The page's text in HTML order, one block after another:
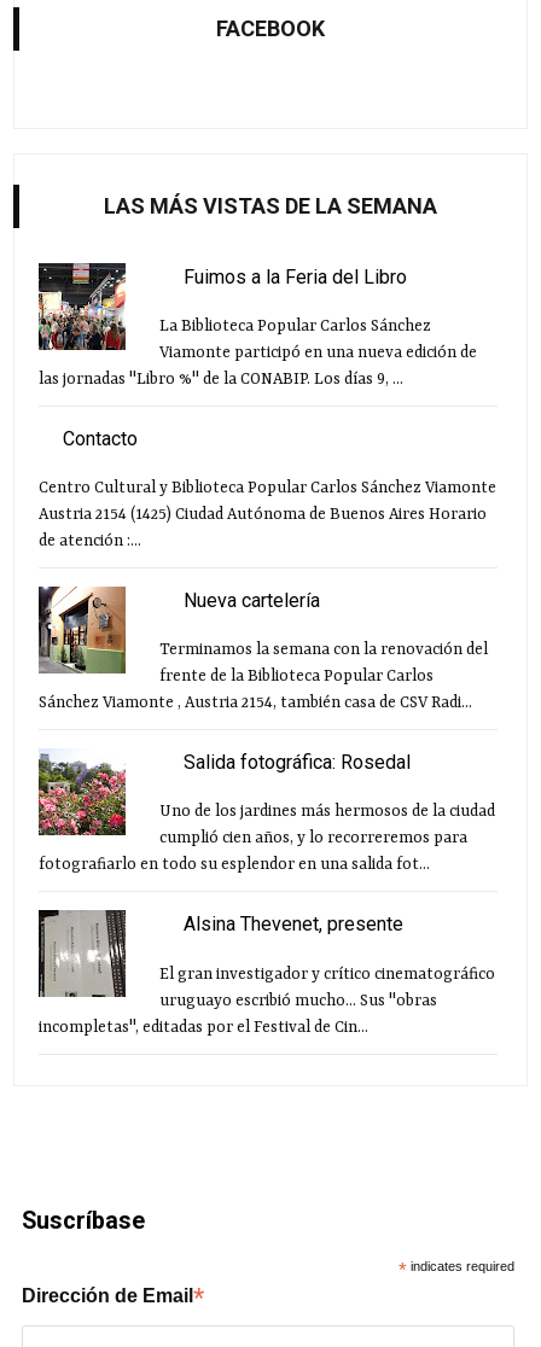
FACEBOOK
LAS MÁS VISTAS DE LA SEMANA
Fuimos a la Feria del Libro
La Biblioteca Popular Carlos Sánchez
Viamonte participó en una nueva edición de
las jornadas "Libro %" de la CONABIP. Los días 9, ...
Contacto
Centro Cultural y Biblioteca Popular Carlos Sánchez Viamonte
Austria 2154 (1425) Ciudad Autónoma de Buenos Aires Horario
de atención :...
Nueva cartelería
Terminamos la semana con la renovación del
frente de la Biblioteca Popular Carlos
Sánchez Viamonte , Austria 2154, también casa de CSV Radi...
Salida fotográfica: Rosedal
Uno de los jardines más hermosos de la ciudad
cumplió cien años, y lo recorreremos para
fotografiarlo en todo su esplendor en una salida fot...
Alsina Thevenet, presente
El gran investigador y crítico cinematográfico
uruguayo escribió mucho... Sus "obras
incompletas", editadas por el Festival de Cin...
Suscríbase
* indicates required
Dirección de Email*